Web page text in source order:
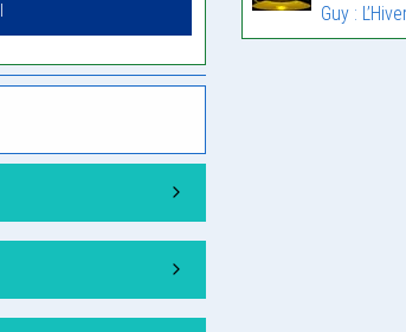
Guy :